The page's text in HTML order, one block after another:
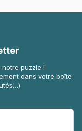
puzzle !
dans votre boîte